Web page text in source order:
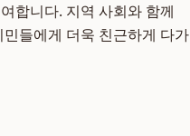
합니다. 지역 사회와 함께
들에게 더욱 친근하게 다가